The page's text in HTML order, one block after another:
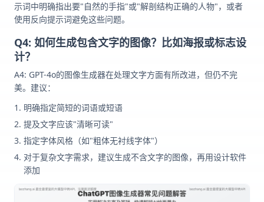
示词中明确指出要"自然的手指"或"解剖结构正确的人物"，或者
使用反向提示词避免这些问题。
Q4: 如何生成包含文字的图像？比如海报或标志设
计？
A4: GPT-4o的图像生成器在处理文字方面有所改进，但仍不完
美。建议：
明确指定简短的词语或短语
提及文字应该"清晰可读"
指定字体风格（如"粗体无衬线字体"）
对于复杂文字需求，建议生成不含文字的图像，再用设计软件
添加